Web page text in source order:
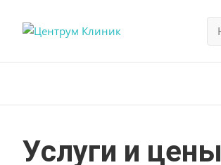
Услуги и цены